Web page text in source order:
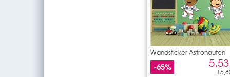
Wandsticker Astronauten
-65%